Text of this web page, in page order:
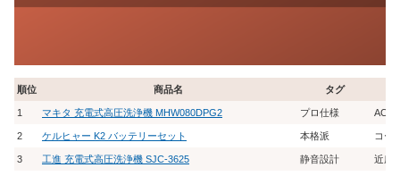
順位 商品名 タグ
1 マキタ 充電式高圧洗浄機 MHW080DPG2 プロ仕様
2 ケルヒャー K2 バッテリーセット 本格派 コー
3 工進 充電式高圧洗浄機 SJC-3625 静音設計 近所